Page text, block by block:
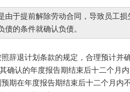
由于提前解除劳动合同，导致员工
的条件就确认负债。
退计划条款的规定，合理预计并
确认的年度报告期结束后十二个月
期在年度报告期结束后十二个月内